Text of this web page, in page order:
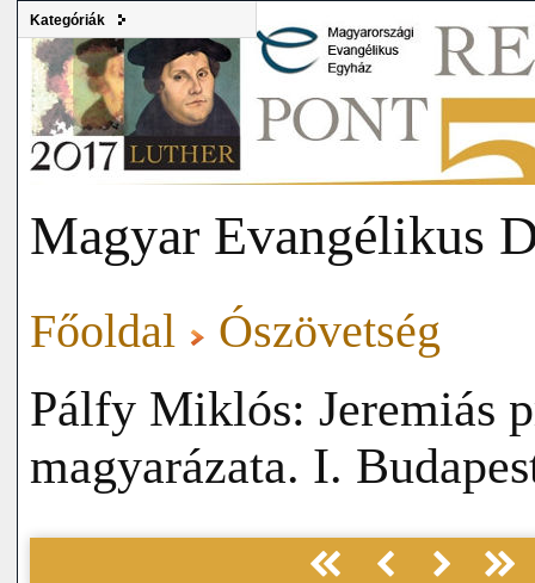
Kategóriák
Magyar Evangélikus
Főoldal Ószövetség
Pálfy Miklós: Jeremiás
magyarázata. I.